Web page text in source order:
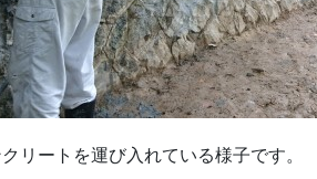
リートを運び入れている様子です。